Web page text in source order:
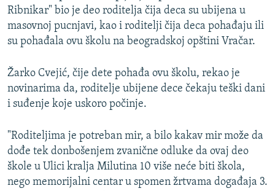
NASTANAK I RASPAD JUGOSLAVIJE
Ribnikar" bio je deo roditelja čija deca su ubijena u
masovnoj pucnjavi, kao i roditelji čija deca pohađaju ili
su pohađala ovu školu na beogradskoj opštini Vračar.
Žarko Cvejić, čije dete pohađa ovu školu, rekao je
novinarima da, roditelje ubijene dece čekaju teški dani
i suđenje koje uskoro počinje.
"Roditeljima je potreban mir, a bilo kakav mir može da
dođe tek donbošenjem zvanične odluke da ovaj deo
škole u Ulici kralja Milutina 10 više neće biti škola,
nego memorijalni centar u spomen žrtvama događaja 3.